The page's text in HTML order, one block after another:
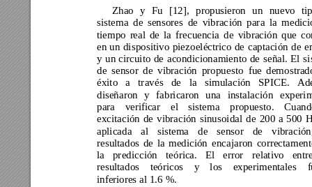
Zhao y Fu [12], propusieron un nuevo
sistema de sensores de vibración para la
tiempo real de la frecuencia de vibración que
en un dispositivo piezoeléctrico de captación de
y un circuito de acondicionamiento de señal. El si
de sensor de vibración propuesto fue
éxito
a través de la simulación SPICE.
diseñaron y fabricaron una instalación experi
para
verificar el sistema propuesto.
excitación de vibración sinusoidal de 200 a 500
aplicada
al sistema de sensor de v
resultados de la medición encajaron
la
predicción teórica. El error relativo
resultados
teóricos y los experimentales
inferiores al 1.6 %.